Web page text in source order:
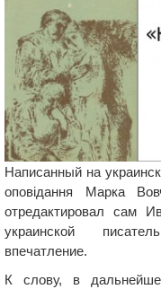
Написанный на
оповiдання Марка
отредактировал сам
украинской
впечатление.
К слову, в